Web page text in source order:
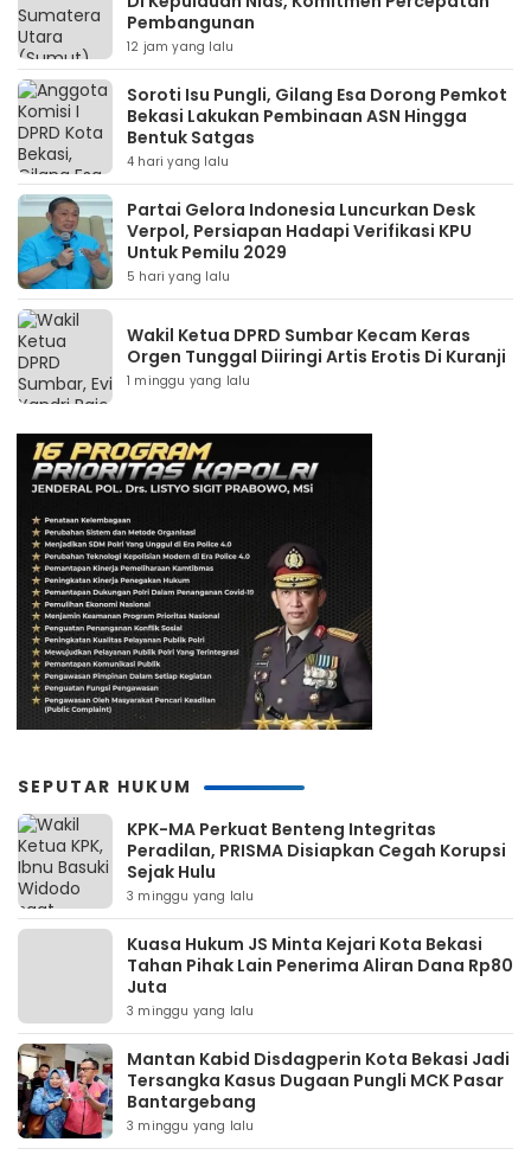
Pembangunan
12 jam yang lalu
Soroti Isu Pungli, Gilang Esa Dorong Pemkot
Bekasi Lakukan Pembinaan ASN Hingga
Bentuk Satgas
4 hari yang lalu
Partai Gelora Indonesia Luncurkan Desk
Verpol, Persiapan Hadapi Verifikasi KPU
Untuk Pemilu 2029
5 hari yang lalu
Wakil Ketua DPRD Sumbar Kecam Keras
Orgen Tunggal Diiringi Artis Erotis Di Kuranji
1 minggu yang lalu
SEPUTAR HUKUM
KPK-MA Perkuat Benteng Integritas
Peradilan, PRISMA Disiapkan Cegah Korupsi
Sejak Hulu
3 minggu yang lalu
Kuasa Hukum JS Minta Kejari Kota Bekasi
Tahan Pihak Lain Penerima Aliran Dana Rp80
Juta
3 minggu yang lalu
Mantan Kabid Disdagperin Kota Bekasi Jadi
Tersangka Kasus Dugaan Pungli MCK Pasar
Bantargebang
3 minggu yang lalu